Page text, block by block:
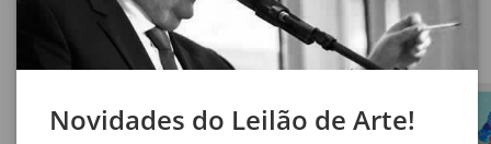
Veja também
Novidades do Leilão de Arte!